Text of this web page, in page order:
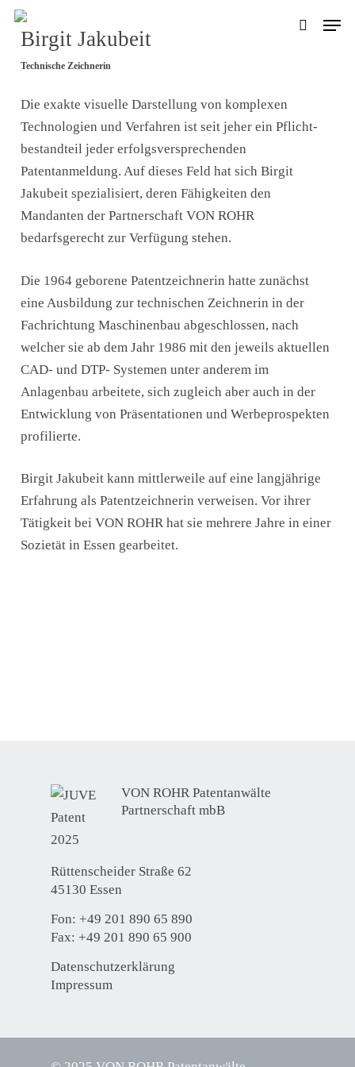
Skip
search
Menu
Birgit Jakubeit
Technische Zeichnerin
Die exakte visuelle Darstellung von komplexen
Technologien und Verfahren ist seit jeher ein Pflicht­
bestandteil jeder erfolgs­versprechenden
Patentanmeldung. Auf dieses Feld hat sich Birgit
Jakubeit spezialisiert, deren Fähigkeiten den
Mandanten der Partnerschaft VON ROHR
bedarfsgerecht zur Verfügung stehen.
Die 1964 geborene Patentzeichnerin hatte zunächst
eine Ausbildung zur technischen Zeichnerin in der
Fachrichtung Maschinenbau abgeschlossen, nach
welcher sie ab dem Jahr 1986 mit den jeweils aktuellen
CAD- und DTP- Systemen unter anderem im
Anlagenbau arbeitete, sich zugleich aber auch in der
Entwicklung von Präsentationen und Werbeprospekten
profilierte.
Birgit Jakubeit kann mittlerweile auf eine langjährige
Erfahrung als Patentzeichnerin verweisen. Vor ihrer
Tätigkeit bei VON ROHRhat sie mehrere Jahre in einer
Sozietät in Essen gearbeitet.
VON ROHR Patentanwälte
Partnerschaft mbB
Rüttenscheider Straße 62
45130 Essen
Fon: +49 201 890 65 890
Fax: +49 201 890 65 900
Datenschutzerklärung
Impressum